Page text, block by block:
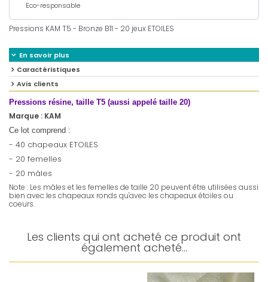
Eco-responsable
Pressions KAM T5 - Bronze B11 - 20 jeux ETOILES
En savoir plus
Caractéristiques
Avis clients
Pressions résine, taille T5 (aussi appelé taille 20)
Marque : KAM
Ce lot comprend :
- 40 chapeaux ETOILES
- 20 femelles
- 20 mâles
Note : Les mâles et les femelles de taille 20 peuvent être utilisées aussi
bien avec les chapeaux ronds qu'avec les chapeaux étoiles ou
coeurs.
Les clients qui ont acheté ce produit ont
également acheté...